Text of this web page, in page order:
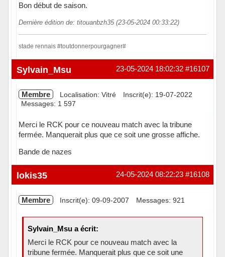
Bon début de saison.
Dernière édition de: titouanbzh35 (23-05-2024 00:33:22)
stade rennais #toutdonnerpourgagner#
Hors ligne #16107
23-05-2024 18:02:32
Sylvain_Msu
Membre Localisation: Vitré
Inscrit(e): 19-07-2022
Messages: 1 597
Merci le RCK pour ce nouveau match avec la tribune
fermée. Manquerait plus que ce soit une grosse affiche.
Bande de nazes
Hors ligne #16108
24-05-2024 08:22:23
lokis35
Membre Inscrit(e): 09-09-2007 Messages: 921
Sylvain_Msu a écrit:
Merci le RCK pour ce nouveau match avec la
tribune fermée. Manquerait plus que ce soit une